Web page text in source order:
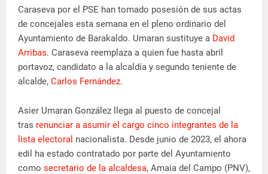
Caraseva por el PSE han tomado posesión de sus actas
de concejales esta semana en el pleno ordinario del
Ayuntamiento de Barakaldo. Umaran sustituye a David
Arribas. Caraseva reemplaza a quien fue hasta abril
portavoz, candidato a la alcaldía y segundo teniente de
alcalde, Carlos Fernández.
Asier Umaran González llega al puesto de concejal
tras renunciar a asumir el cargo cinco integrantes de la
lista electoral nacionalista. Desde junio de 2023, el ahora
edil ha estado contratado por parte del Ayuntamiento
como secretario de la alcaldesa, Amaia del Campo (PNV),